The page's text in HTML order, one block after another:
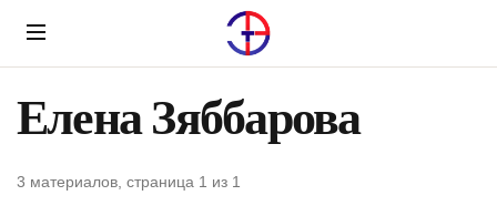
Menu
Елена Зяббарова
3 материалов, страница 1 из 1